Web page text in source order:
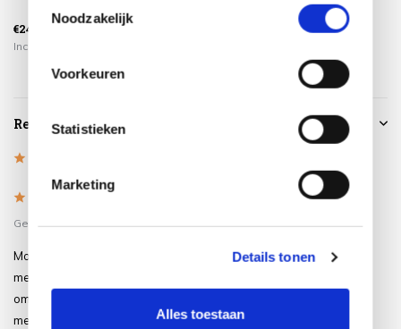
Noodzakelijk
Voorkeuren
Statistieken
Marketing
Details tonen
Alles toestaan
€24,95
Incl. btw
€79,95
Reviews
Gepost door:Violetop 23 Maart 2025
Mooi stevig materiaal. Prachtige set
met de stoelen erbij. Een hoes erbij
om de zaak mooi te houden. Erg blij
mee.